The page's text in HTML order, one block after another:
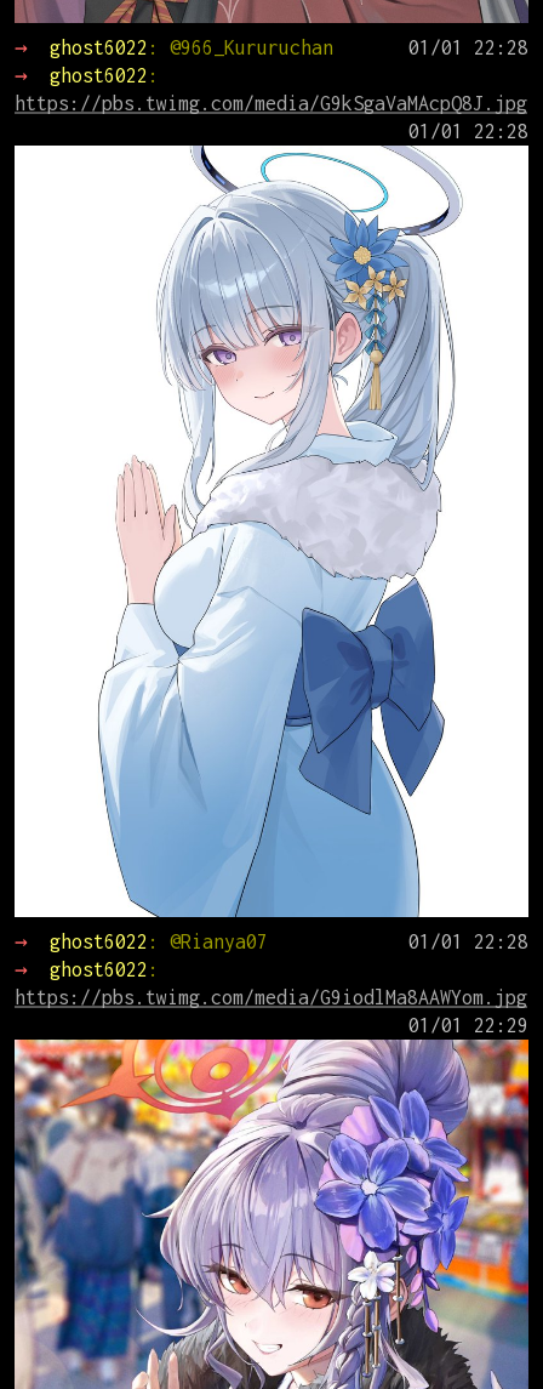
→ ghost6022 : @966_Kururuchan
→
ghost6022
https://pbs.twimg.com/media/G9kSgaVaMAcpQ8J.jpg
→ ghost6022 : @Rianya07
→
ghost6022
https://pbs.twimg.com/media/G9iodlMa8AAWYom.jpg